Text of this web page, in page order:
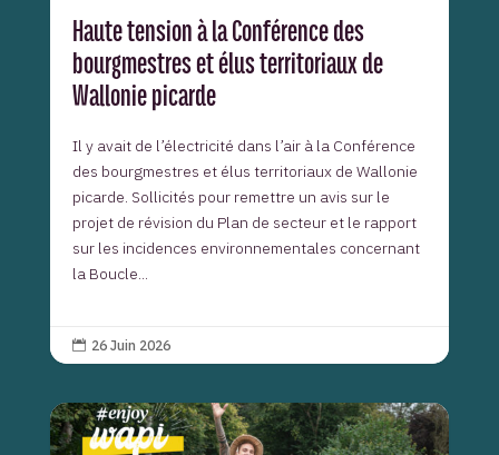
Haute tension à la Conférence des
bourgmestres et élus territoriaux de
Wallonie picarde
Il y avait de l’électricité dans l’air à la Conférence
des bourgmestres et élus territoriaux de Wallonie
picarde. Sollicités pour remettre un avis sur le
projet de révision du Plan de secteur et le rapport
sur les incidences environnementales concernant
la Boucle...
 26 Juin 2026